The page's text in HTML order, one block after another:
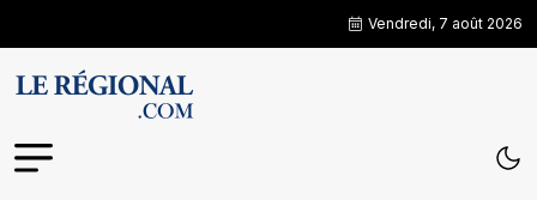
Vendredi, 7 août 2026